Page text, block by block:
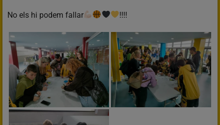
No els hi podem fallar !!!!